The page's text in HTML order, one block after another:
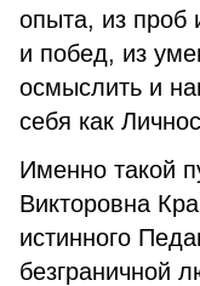
опыта, из проб
и побед, из
осмыслить и
себя как
Именно такой
Викторовна
истинного
безграничной